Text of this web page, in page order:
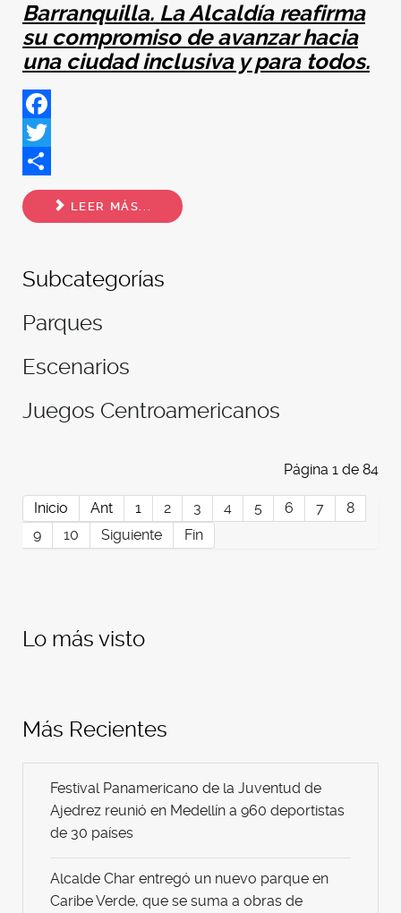
Barranquilla. La Alcaldía reafirma
su compromiso de avanzar hacia
una ciudad inclusiva y para todos.
Facebook
Twitter
Share
LEER MÁS...
Subcategorías
Parques
Escenarios
Juegos Centroamericanos
Página 1 de 84
Inicio Ant 1 2 3 4 5 6 7
8
9
10 Siguiente Fin
Lo más visto
Más Recientes
Festival Panamericano de la Juventud de
Ajedrez reunió en Medellín a 960 deportistas
de 30 países
Alcalde Char entregó un nuevo parque en
Caribe Verde, que se suma a obras de